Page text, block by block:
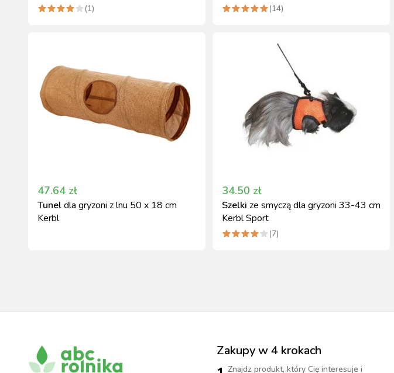
(1) (14)
47.64 zł
Tuneldla gryzoni z lnu 50 x 18 cm
Kerbl
34.50 zł
Szelki ze smyczą dla gryzoni 33-43 cm
Kerbl Sport
(7)
Zakupy w 4 krokach
Znajdz produkt, który Cię interesuje i